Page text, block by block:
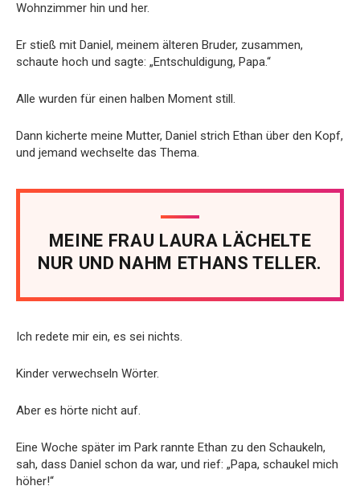
Wohnzimmer hin und her.
Er stieß mit Daniel, meinem älteren Bruder, zusammen,
schaute hoch und sagte: „Entschuldigung, Papa.“
Alle wurden für einen halben Moment still.
Dann kicherte meine Mutter, Daniel strich Ethan über den Kopf,
und jemand wechselte das Thema.
MEINE FRAU LAURA LÄCHELTE
NUR UND NAHM ETHANS TELLER.
Ich redete mir ein, es sei nichts.
Kinder verwechseln Wörter.
Aber es hörte nicht auf.
Eine Woche später im Park rannte Ethan zu den Schaukeln,
sah, dass Daniel schon da war, und rief: „Papa, schaukel mich
höher!“